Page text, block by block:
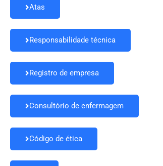
Atas
Responsabilidade técnica
Registro de empresa
Consultório de enfermagem
Código de ética